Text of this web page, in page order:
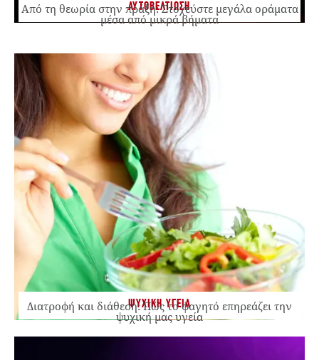
ΑΥΤΟΒΕΛΤΙΩΣΗ
Από τη θεωρία στην πράξη: Στοχεύστε μεγάλα οράματα
μέσα από μικρά βήματα
ΨΥΧΙΚΗ ΥΓΕΙΑ
Διατροφή και διάθεση: Πώς το φαγητό επηρεάζει την
ψυχική μας υγεία